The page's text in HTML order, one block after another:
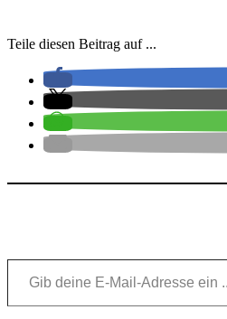
Teile diesen Beitrag auf ...
Gib deine E-Mail-Adresse ein ...